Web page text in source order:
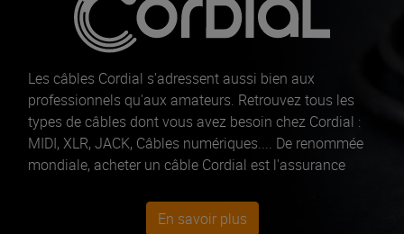
Les câbles Cordial s'adressent aussi bien aux
professionnels qu'aux amateurs. Retrouvez tous les
types de câbles dont vous avez besoin chez Cordial :
MIDI, XLR, JACK, Câbles numériques.... De renommée
mondiale, acheter un câble Cordial est l'assurance
En savoir plus